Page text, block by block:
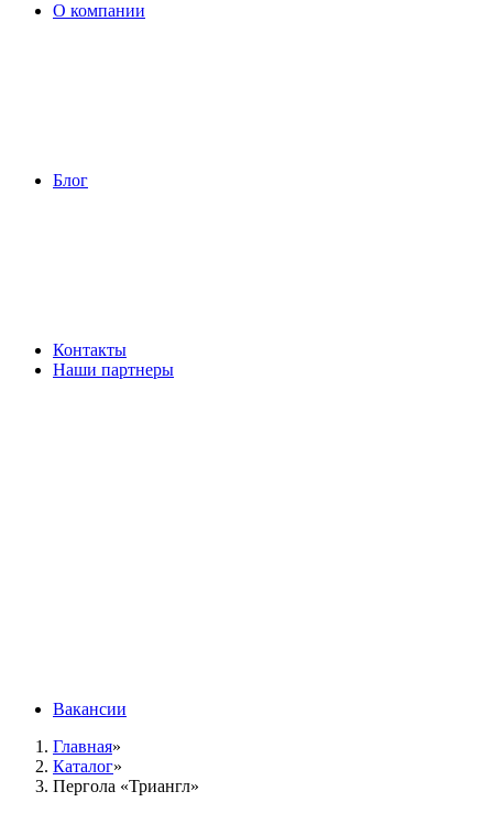
О компании
Блог
Контакты
Наши партнеры
Вакансии
Главная»
Каталог»
Пергола «Триангл»